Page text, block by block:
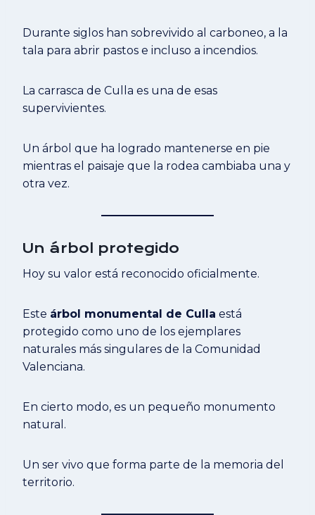
Durante siglos han sobrevivido al carboneo, a la
tala para abrir pastos e incluso a incendios.
La carrasca de Culla es una de esas
supervivientes.
Un árbol que ha logrado mantenerse en pie
mientras el paisaje que la rodea cambiaba una y
otra vez.
Un árbol protegido
Hoy su valor está reconocido oficialmente.
Este árbol monumental de Culla está
protegido como uno de los ejemplares
naturales más singulares de la Comunidad
Valenciana.
En cierto modo, es un pequeño monumento
natural.
Un ser vivo que forma parte de la memoria del
territorio.